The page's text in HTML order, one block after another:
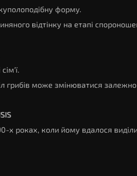
форму.
відтінку на етапі
грибів може змінюватися залежно
роках, коли йому вдалося